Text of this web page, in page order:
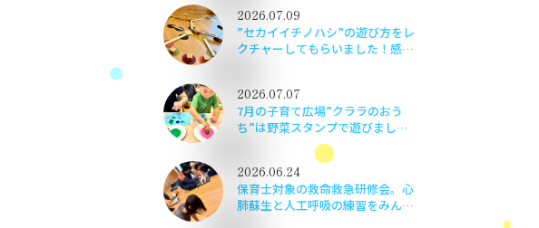
2026.07.09
”セカイイチノハシ”の遊び方をレ
クチャーしてもらいました！感覚
しく学べて嬉しかったです！
2026.07.07
7月の子育て広場”クララのおう
ち”は野菜スタンプで遊びまし
た。夏野菜のスタンプをペッタ
ン！ペッタン！かわいい作品がで
きました♬
2026.06.24
保育士対象の救命救急研修会。心
肺蘇生と人工呼吸の練習をみんな